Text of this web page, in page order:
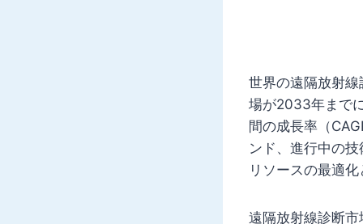
世界の遠隔放射
場が2033年まで
間の成長率（
ンド、進行中の
リソースの最適
遠隔放射線診断市